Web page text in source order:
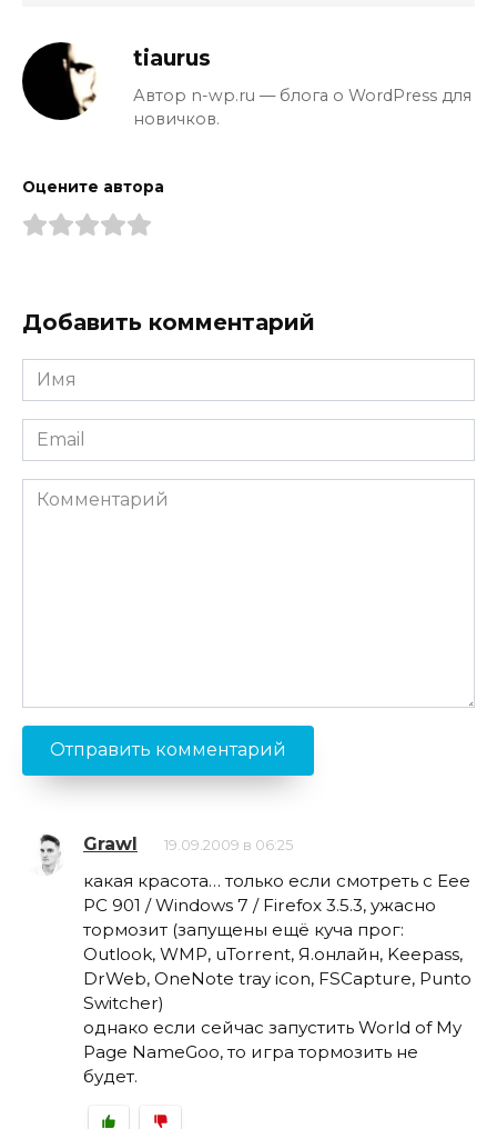
tiaurus
Автор n-wp.ru — блога о WordPress для
новичков.
Оцените автора
Добавить комментарий
Имя
*
Email
*
Комментарий
Grawl 19.09.2009 в 06:25
какая красота… только если смотреть с Eee
PC 901 / Windows 7 / Firefox 3.5.3, ужасно
тормозит (запущены ещё куча прог:
Outlook, WMP, uTorrent, Я.онлайн, Keepass,
DrWeb, OneNote tray icon, FSCapture, Punto
Switcher)
однако если сейчас запустить World of My
Page NameGoo, то игра тормозить не
будет.